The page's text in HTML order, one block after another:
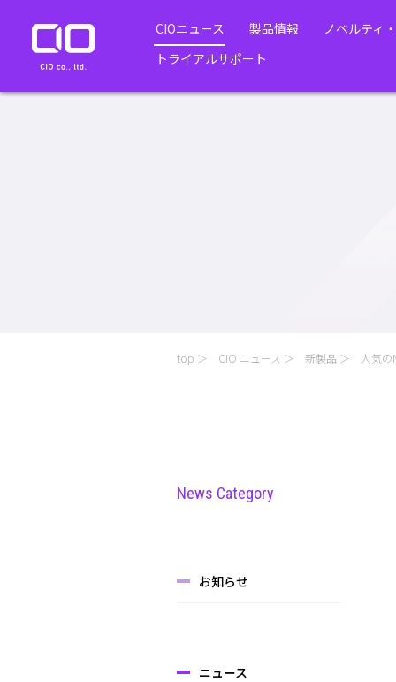
CIOニュース 製品情報
ノベルティ
トライアルサポート
top CIO ニュース 新製品 人気
News Category
お知らせ
ニュース